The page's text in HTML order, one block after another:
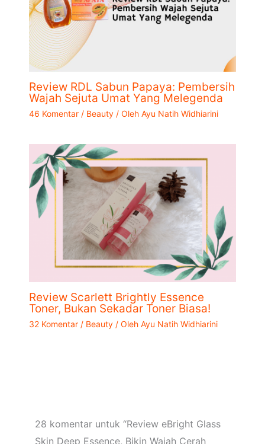
Review RDL Sabun Papaya: Pembersih
Wajah Sejuta Umat Yang Melegenda
46 Komentar / Beauty/ Oleh Ayu Natih Widhiarini
Review Scarlett Brightly Essence
Toner, Bukan Sekadar Toner Biasa!
32 Komentar / Beauty/ Oleh Ayu Natih Widhiarini
28 komentar untuk “Review eBright Glass
Skin Deep Essence, Bikin Wajah Cerah